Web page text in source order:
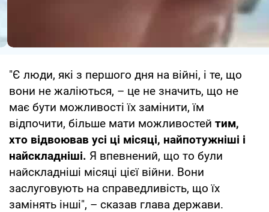
"Є люди, які з першого дня на війні, і те, що
вони не жаліються, – це не значить, що не
має бути можливості їх замінити, їм
відпочити, більше мати можливостей тим,
хто відвоював усі ці місяці, найпотужніші і
найскладніші. Я впевнений, що то були
найскладніші місяці цієї війни. Вони
заслуговують на справедливість, що їх
замінять інші", – сказав глава держави.